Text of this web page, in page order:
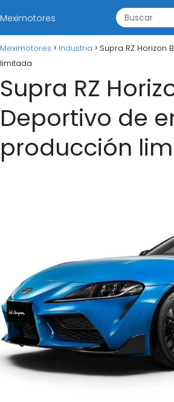
Meximotores
Meximotores Industria
Supra RZ
limitada
Supra RZ
Deportivo de
producción